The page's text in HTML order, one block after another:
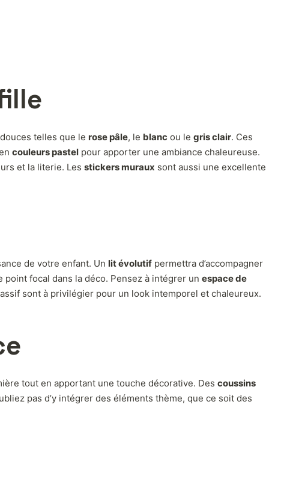
telles que le rose pâle, le blanc ou le gris clair. Ces
couleurs pastel pour apporter une ambiance chaleureuse.
et la literie. Les stickers muraux sont aussi une excellente
de votre enfant. Un lit évolutif permettra d’accompagner
focal dans la déco. Pensez à intégrer un espace de
sont à privilégier pour un look intemporel et chaleureux.
tout en apportant une touche décorative. Des coussins
pas d’y intégrer des éléments thème, que ce soit des